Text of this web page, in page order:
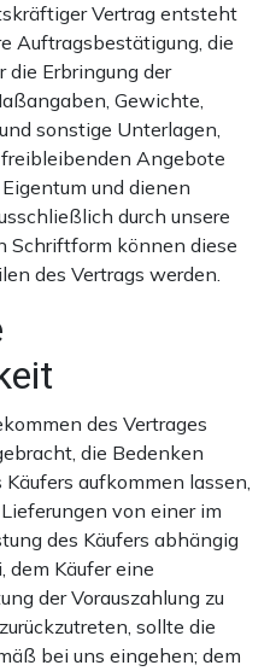
Vertrag entsteht
Auftragsbestätigung, die
die Erbringung der
Gewichte,
sonstige Unterlagen,
Angebote
und dienen
durch unsere
Schriftform können diese
des Vertrags werden.
des Vertrages
die Bedenken
aufkommen lassen,
von einer im
des Käufers abhängig
dem Käufer eine
der Vorauszahlung zu
sollte die
bei uns eingehen; dem